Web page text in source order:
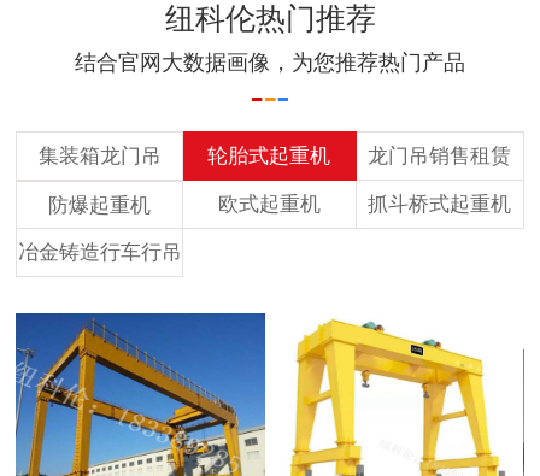
纽科伦热门推荐
结合官网大数据画像，为您推荐热门产品
集装箱龙门吊 轮胎式起重机 龙门吊销售租赁
防爆起重机 欧式起重机 抓斗桥式起重机
冶金铸造行车行吊